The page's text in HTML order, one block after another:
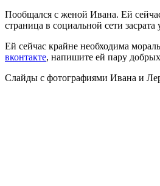
Пообщался с женой Ивана. Ей
страница в социальной сети
Ей сейчас крайне необходима
вконтакте, напишите ей пару добрых
Слайды с фотографиями Ивана и